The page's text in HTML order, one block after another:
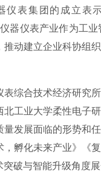
仪表集团的成立表
器仪表产业作为工
动建立企业科协组
综合技术经济研究
北工业大学柔性电子
发展面临的形势和
孵化未来产业》《
破与智能升级角度